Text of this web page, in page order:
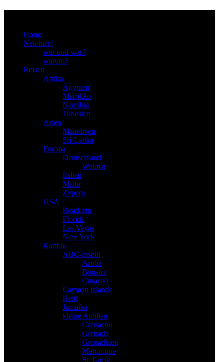
Home
Neu hier?
wer und was?
warum?
Reisen
Afrika
Ägypten
Marokko
Namibia
Tunesien
Asien
Malediven
Sri-Lanka
Europa
Deutschland
Weimar
Italien
Malta
Zypern
USA
Road trip
Florida
Las Vegas
New York
Karibik
ABC-Inseln
Aruba
Bonaire
Curacao
Cayman Islands
Haiti
Jamaika
kleine Antillen
Carriacou
Grenada
Grenadinen
Martinique
St. Lucia